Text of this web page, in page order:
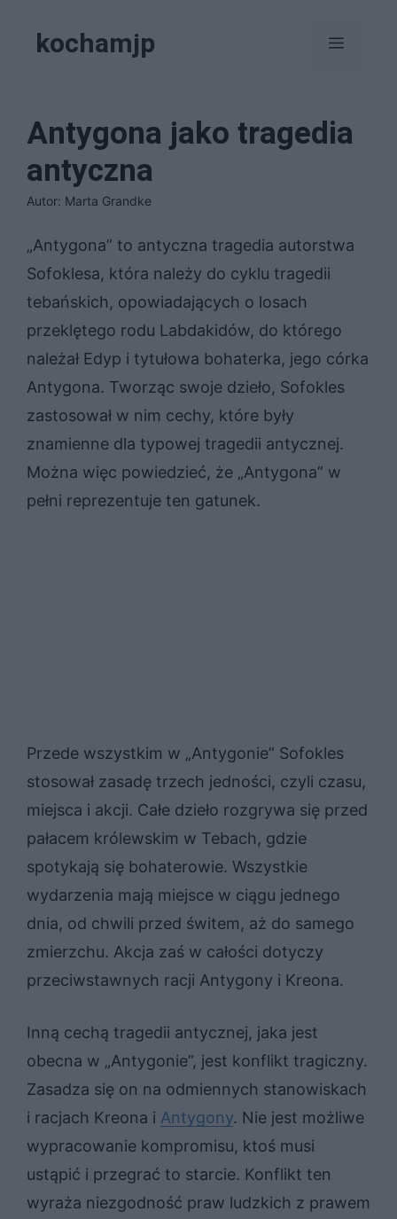
kochamjp Menu
Antygona jako tragedia
antyczna
Autor: Marta Grandke
„Antygona” to antyczna tragedia autorstwa
Sofoklesa, która należy do cyklu tragedii
tebańskich, opowiadających o losach
przeklętego rodu Labdakidów, do którego
należał Edyp i tytułowa bohaterka, jego córka
Antygona. Tworząc swoje dzieło, Sofokles
zastosował w nim cechy, które były
znamienne dla typowej tragedii antycznej.
Można więc powiedzieć, że „Antygona” w
pełni reprezentuje ten gatunek.
Przede wszystkim w „Antygonie” Sofokles
stosował zasadę trzech jedności, czyli czasu,
miejsca i akcji. Całe dzieło rozgrywa się przed
pałacem królewskim w Tebach, gdzie
spotykają się bohaterowie. Wszystkie
wydarzenia mają miejsce w ciągu jednego
dnia, od chwili przed świtem, aż do samego
zmierzchu. Akcja zaś w całości dotyczy
przeciwstawnych racji Antygony i Kreona.
Inną cechą tragedii antycznej, jaka jest
obecna w „Antygonie”, jest konflikt tragiczny.
Zasadza się on na odmiennych stanowiskach
i racjach Kreona i Antygony. Nie jest możliwe
wypracowanie kompromisu, ktoś musi
ustąpić i przegrać to starcie. Konflikt ten
wyraża niezgodność praw ludzkich z prawem